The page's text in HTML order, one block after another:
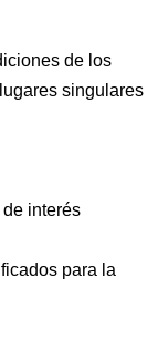
de los
singulares
interés
para la